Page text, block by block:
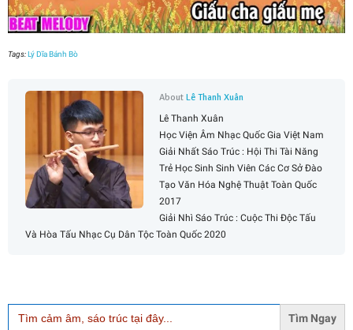
Tags:Lý Dĩa Bánh Bò
AboutLê Thanh Xuân
Lê Thanh Xuân
Học Viện Âm Nhạc Quốc Gia Việt Nam
Giải Nhất Sáo Trúc : Hội Thi Tài Năng
Trẻ Học Sinh Sinh Viên Các Cơ Sở Đào
Tạo Văn Hóa Nghệ Thuật Toàn Quốc
2017
Giải Nhì Sáo Trúc : Cuộc Thi Độc Tấu
Và Hòa Tấu Nhạc Cụ Dân Tộc Toàn Quốc 2020
Search
for: